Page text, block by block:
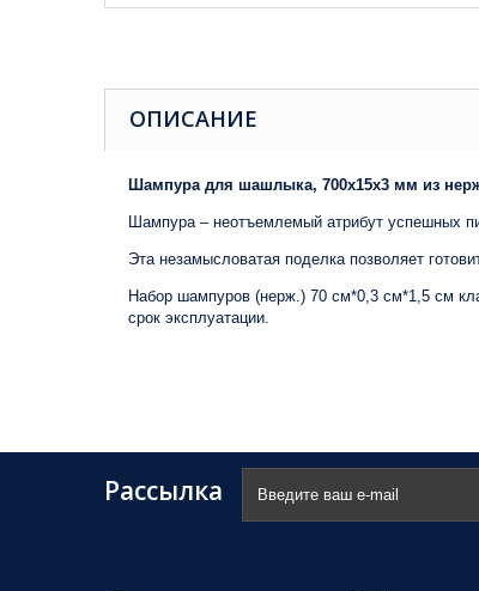
ОПИСАНИЕ
Шампура для шашлыка, 700х15х3 мм из
Шампура – неотъемлемый атрибут успешных
Эта незамысловатая поделка позволяет
Набор шампуров (нерж.) 70 см*0,3 см*1,5 см
срок эксплуатации.
Рассылка